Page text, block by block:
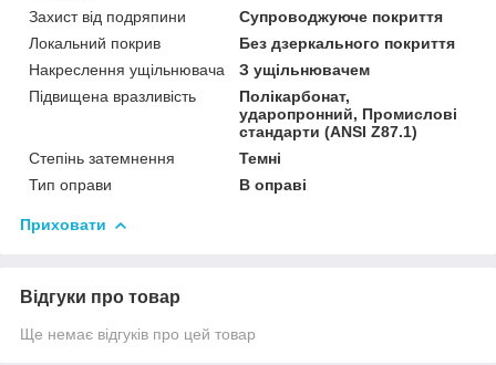
Захист від подряпини
Супроводжуюче покриття
Локальний покрив
Без дзеркального покриття
Накреслення ущільнювача
З ущільнювачем
Підвищена вразливість
Полікарбонат,
ударопронний, Промислові
стандарти (ANSI Z87.1)
Степінь затемнення
Темні
Тип оправи
В оправі
Приховати
Відгуки про товар
Ще немає відгуків про цей товар